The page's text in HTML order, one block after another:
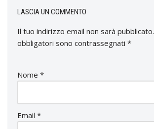
LASCIA UN COMMENTO
Il tuo indirizzo email non sarà pubblicato.
obbligatori sono contrassegnati *
Nome *
Email *